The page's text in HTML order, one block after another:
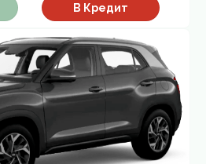
В Кредит